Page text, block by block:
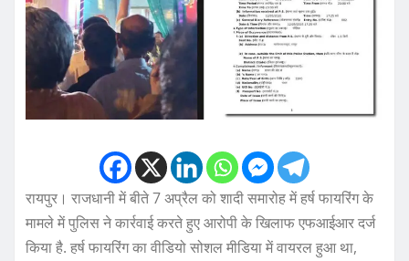
रायपुर। राजधानी में बीते 7 अप्रैल को शादी समारोह में हर्ष फायरिंग के
मामले में पुलिस ने कार्रवाई करते हुए आरोपी के खिलाफ एफआईआर दर्ज
किया है. हर्ष फायरिंग का वीडियो सोशल मीडिया में वायरल हुआ था,